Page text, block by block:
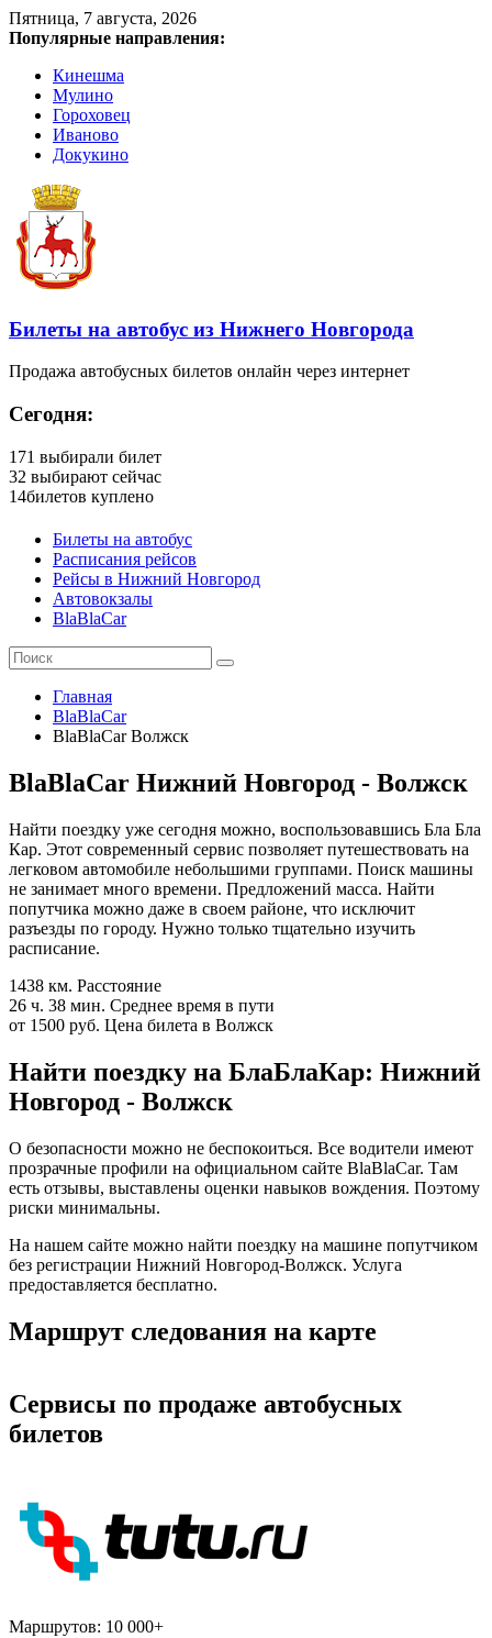
Пятница, 7 августа, 2026
Популярные направления:
Кинешма
Мулино
Гороховец
Иваново
Докукино
Билеты на автобус из Нижнего Новгорода
Продажа автобусных билетов онлайн через интернет
Сегодня:
171 выбирали билет
32 выбирают сейчас
14билетов куплено
Билеты на автобус
Расписания рейсов
Рейсы в Нижний Новгород
Автовокзалы
BlaBlaCar
Главная
BlaBlaCar
BlaBlaCar Волжск
BlaBlaCar Нижний Новгород - Волжск
Найти поездку уже сегодня можно, воспользовавшись Бла Бла
Кар. Этот современный сервис позволяет путешествовать на
легковом автомобиле небольшими группами. Поиск машины
не занимает много времени. Предложений масса. Найти
попутчика можно даже в своем районе, что исключит
разъезды по городу. Нужно только тщательно изучить
расписание.
1438 км. Расстояние
26 ч. 38 мин. Среднее время в пути
от 1500 руб. Цена билета в Волжск
Найти поездку на БлаБлаКар: Нижний
Новгород - Волжск
О безопасности можно не беспокоиться. Все водители имеют
прозрачные профили на официальном сайте BlaBlaCar. Там
есть отзывы, выставлены оценки навыков вождения. Поэтому
риски минимальны.
На нашем сайте можно найти поездку на машине попутчиком
без регистрации Нижний Новгород-Волжск. Услуга
предоставляется бесплатно.
Маршрут следования на карте
Сервисы по продаже автобусных
билетов
Маршрутов: 10 000+